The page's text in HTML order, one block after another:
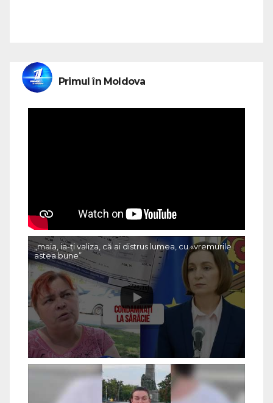
Primul în Moldova
„maia, ia-ți valiza, că ai distrus lumea, cu «vremurile
astea bune”